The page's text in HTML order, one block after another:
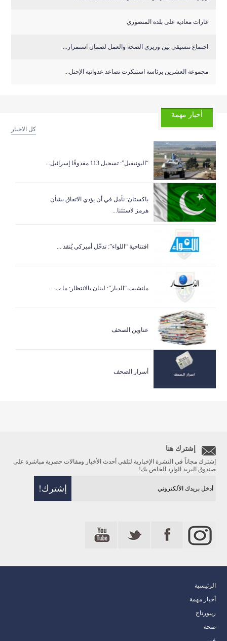
غارات معادية على بلدة المنصوري
اجتماع تنسيقي بين وزيري الصحة والعمل لضمان استمرار...
مجموعة العشرين برئاسة استنكرت تصاعد عدوانية الإحتل...
أخبار مهمة
كل الاخبار
“اليونيفيل”: تسجيل 113 مقذوفًا إسرائيل...
باكستان: نأمل في أن يؤدي الاتفاق بشأن
هرمز لاستئنا...
افتتاحية “اللواء”: تدخّل أميركي يُنقذ ...
مانشيت “الديار”: لبنان بالانتظار: ما ب...
عناوين الصحف
أسرار الصحف
إشترك هنا
إشترك مجاناً في النشرة الإخبارية لتلقي أحدث الأخبار ومقالات حصرية مباشرة على
صندوق البريد الوارد الخاص بك!
الرئيسية
أخبار مهمة
ريبورتاج
صحة